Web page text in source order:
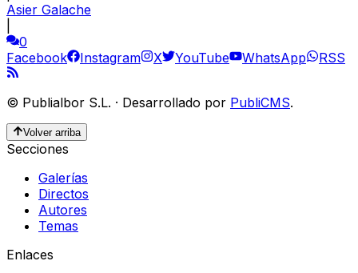
Asier Galache
0
Facebook
Instagram X YouTube WhatsApp RSS
© Publialbor S.L. · Desarrollado por PubliCMS.
Volver arriba
Secciones
Galerías
Directos
Autores
Temas
Enlaces